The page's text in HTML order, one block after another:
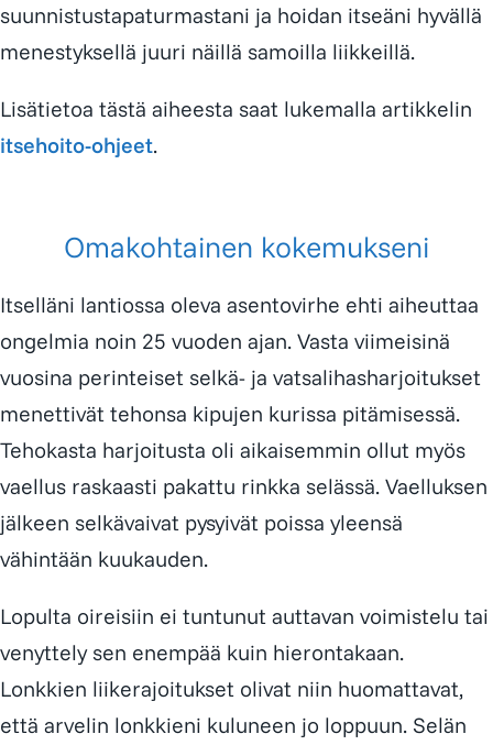
suunnistustapaturmastani ja hoidan itseäni hyvällä
menestyksellä juuri näillä samoilla liikkeillä.
Lisätietoa tästä aiheesta saat lukemalla artikkelin
itsehoito-ohjeet.
Omakohtainen kokemukseni
Itselläni lantiossa oleva asentovirhe ehti aiheuttaa
ongelmia noin 25 vuoden ajan. Vasta viimeisinä
vuosina perinteiset selkä- ja vatsalihasharjoitukset
menettivät tehonsa kipujen kurissa pitämisessä.
Tehokasta harjoitusta oli aikaisemmin ollut myös
vaellus raskaasti pakattu rinkka selässä. Vaelluksen
jälkeen selkävaivat pysyivät poissa yleensä
vähintään kuukauden.
Lopulta oireisiin ei tuntunut auttavan voimistelu tai
venyttely sen enempää kuin hierontakaan.
Lonkkien liikerajoitukset olivat niin huomattavat,
että arvelin lonkkieni kuluneen jo loppuun. Selän